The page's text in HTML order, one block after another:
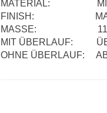
MATERIAL:
FINISH:
MASSE: 1100 x
MIT ÜBERLAUF:
OHNE ÜBERLAUF: